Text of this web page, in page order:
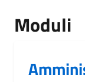
Moduli